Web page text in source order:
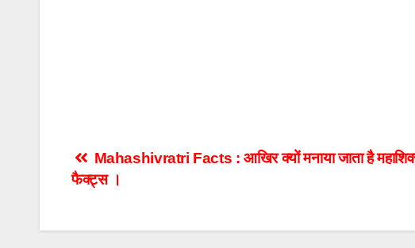
Post
navigation
Mahashivratri Facts : आखिर क्यों मनाया जाता है
फैक्ट्स ।